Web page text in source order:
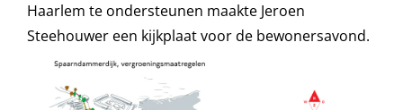
Haarlem te ondersteunen maakte Jeroen
Steehouwer een kijkplaat voor de bewonersavond.